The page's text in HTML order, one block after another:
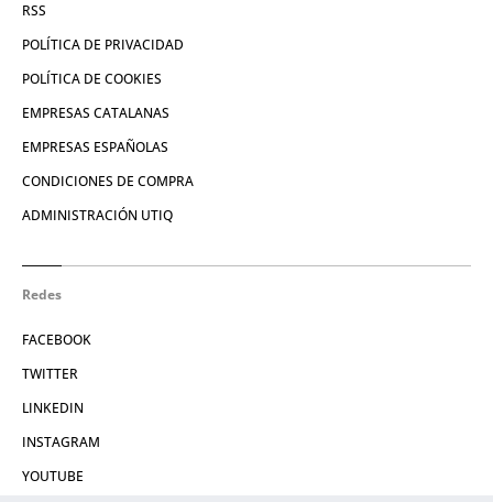
RSS
POLÍTICA DE PRIVACIDAD
POLÍTICA DE COOKIES
EMPRESAS CATALANAS
EMPRESAS ESPAÑOLAS
CONDICIONES DE COMPRA
ADMINISTRACIÓN UTIQ
Redes
FACEBOOK
TWITTER
LINKEDIN
INSTAGRAM
YOUTUBE